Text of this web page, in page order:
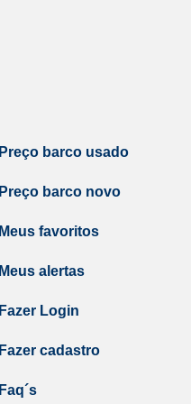
Preço barco usado
Preço barco novo
Meus favoritos
Meus alertas
Fazer Login
Fazer cadastro
Faq´s